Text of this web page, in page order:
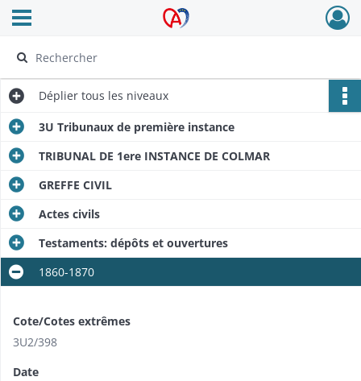
Archives Alsace - Colmar
Ouvrir le menu déroulant
Déplier tous les niveaux
3U Tribunaux de première instance
TRIBUNAL DE 1ere INSTANCE DE COLMAR
GREFFE CIVIL
Actes civils
Testaments: dépôts et ouvertures
1860-1870
Cote/Cotes extrêmes
3U2/398
Date